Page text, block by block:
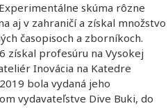
skúma rôzne
aj v zahraničí a získal množstvo
časopisoch a zborníkoch.
získal profesúru na Vysokej
Inovácia na Katedre
bola vydaná jeho
vydavateľstve Dive Buki, do